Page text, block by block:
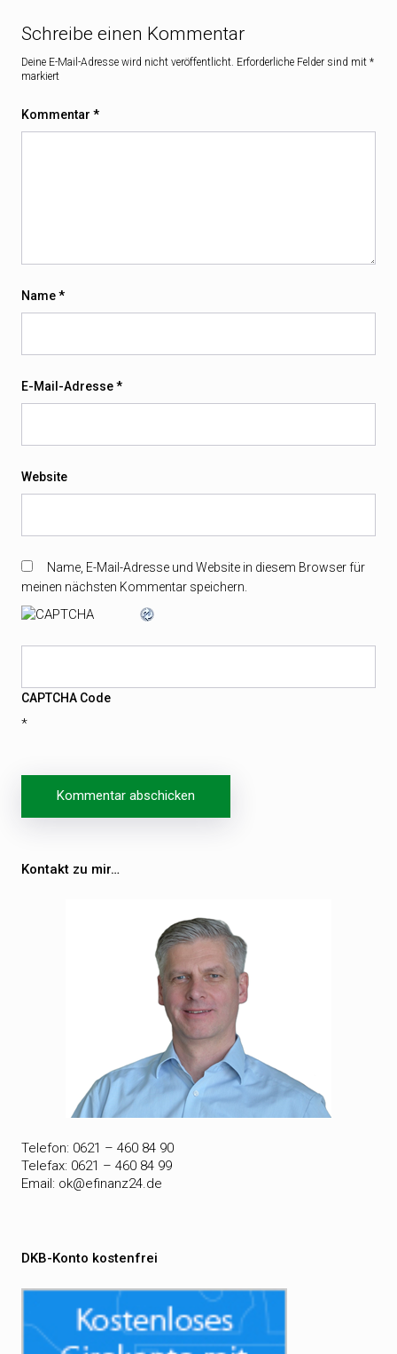
Schreibe einen Kommentar
Deine E-Mail-Adresse wird nicht veröffentlicht. Erforderliche Felder sind mit *
markiert
Kommentar *
Name*
E-Mail-Adresse*
Website
Name, E-Mail-Adresse und Website in diesem Browser für
meinen nächsten Kommentar speichern.
CAPTCHA Code
*
Beitragsnavigation
Kontakt zu mir…
Telefon: 0621 – 460 84 90
Telefax: 0621 – 460 84 99
Email: ok@efinanz24.de
DKB-Konto kostenfrei